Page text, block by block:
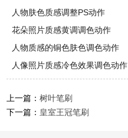
人物肤色质感调整PS动作
花朵照片质感黄调调色动作
人物质感的铜色肤色调色动作
人像照片质感冷色效果调色动作
上一篇：树叶笔刷
下一篇： 皇室王冠笔刷